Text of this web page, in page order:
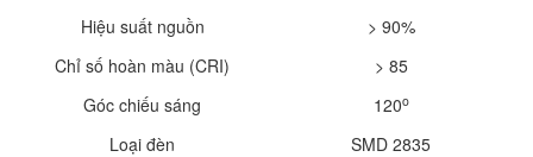
Hiệu suất nguồn
> 90%
Chỉ số hoàn màu (CRI)
> 85
Góc chiếu sáng
120o
Loại đèn
SMD 2835